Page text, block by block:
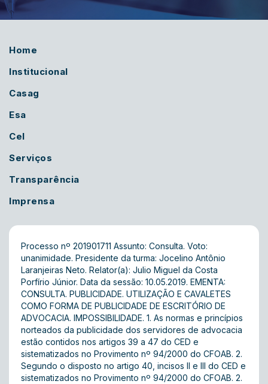
Home
Institucional
Casag
Esa
Cel
Serviços
Transparência
Imprensa
Processo nº 201901711 Assunto: Consulta. Voto:
unanimidade. Presidente da turma: Jocelino Antônio
Laranjeiras Neto. Relator(a): Julio Miguel da Costa
Porfírio Júnior. Data da sessão: 10.05.2019. EMENTA:
CONSULTA. PUBLICIDADE. UTILIZAÇÃO E CAVALETES
COMO FORMA DE PUBLICIDADE DE ESCRITÓRIO DE
ADVOCACIA. IMPOSSIBILIDADE. 1. As normas e princípios
norteados da publicidade dos servidores de advocacia
estão contidos nos artigos 39 a 47 do CED e
sistematizados no Provimento nº 94/2000 do CFOAB. 2.
Segundo o disposto no artigo 40, incisos II e III do CED e
sistematizados no Provimento nº 94/2000 do CFOAB. 2.